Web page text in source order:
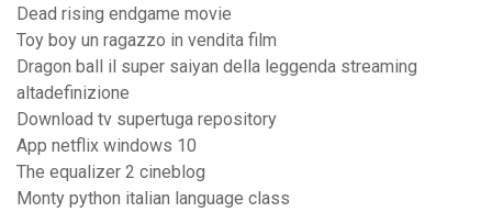
Dead rising endgame movie
Toy boy un ragazzo in vendita film
Dragon ball il super saiyan della leggenda streaming
altadefinizione
Download tv supertuga repository
App netflix windows 10
The equalizer 2 cineblog
Monty python italian language class